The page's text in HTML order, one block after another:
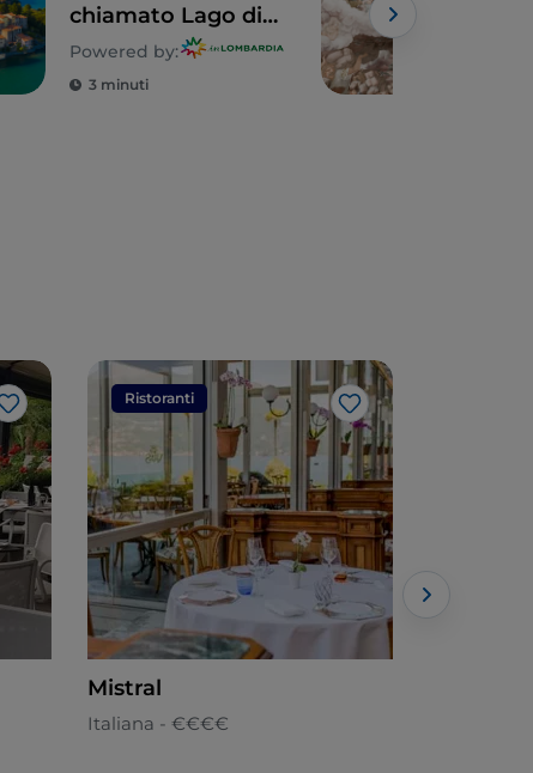
chiamato Lago di
Como: un tour alla
scoperta di 5 ville
Powered by:
3 minuti
Like
Ristoranti
Like
Mistral
Italiana - €€€€